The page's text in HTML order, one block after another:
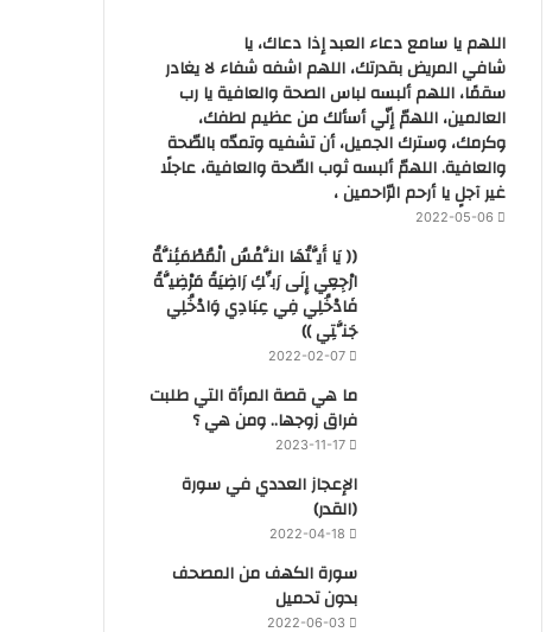
اللهم يا سامع دعاء العبد إذا دعاك، يا
شافي المريض بقدرتك، اللهم اشفه شفاء لا يغادر
سقمًا، اللهم ألبسه لباس الصحة والعافية يا رب
العالمين، اللهمّ إنّي أسألك من عظيم لطفك،
وكرمك، وسترك الجميل، أن تشفيه وتمدّه بالصّحة
والعافية. اللهمّ ألبسه ثوب الصّحة والعافية، عاجلًا
غير آجلٍ يا أرحم الرّاحمين ،
2022-05-06
(( يَا أَيَّتُهَا النَّفْسُ الْمُطْمَئِنَّةُ
ارْجِعِي إِلَى رَبِّكِ رَاضِيَةً مَرْضِيَّةً
فَادْخُلِي فِي عِبَادِي وَادْخُلِي
جَنَّتِي ))
2022-02-07
ما هي قصة المرأة التي طلبت
فراق زوجها.. ومن هي ؟
2023-11-17
‏الإعجاز العددي في سورة
(القدر)
2022-04-18
سورة الكهف من المصحف
بدون تحميل
2022-06-03